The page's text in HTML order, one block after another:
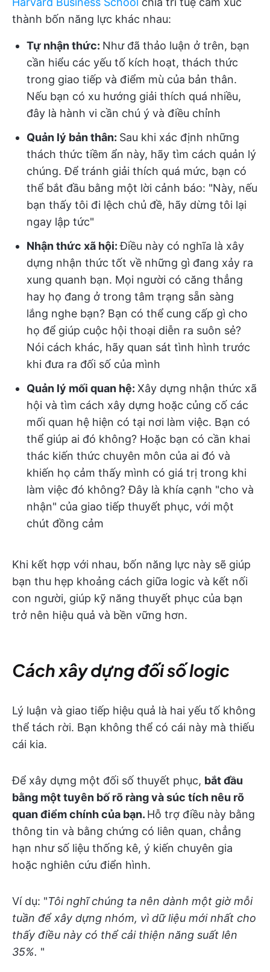
thành bốn năng lực khác nhau:
Tự nhận thức: Như đã thảo luận ở trên, bạn
cần hiểu các yếu tố kích hoạt, thách thức
trong giao tiếp và điểm mù của bản thân.
Nếu bạn có xu hướng giải thích quá nhiều,
đây là hành vi cần chú ý và điều chỉnh
Quản lý bản thân: Sau khi xác định những
thách thức tiềm ẩn này, hãy tìm cách quản lý
chúng. Để tránh giải thích quá mức, bạn có
thể bắt đầu bằng một lời cảnh báo: "Này, nếu
bạn thấy tôi đi lệch chủ đề, hãy dừng tôi lại
ngay lập tức"
Nhận thức xã hội:Điều này có nghĩa là xây
dựng nhận thức tốt về những gì đang xảy ra
xung quanh bạn. Mọi người có căng thẳng
hay họ đang ở trong tâm trạng sẵn sàng
lắng nghe bạn? Bạn có thể cung cấp gì cho
họ để giúp cuộc hội thoại diễn ra suôn sẻ?
Nói cách khác, hãy quan sát tình hình trước
khi đưa ra đối số của mình
Quản lý mối quan hệ: Xây dựng nhận thức xã
hội và tìm cách xây dựng hoặc củng cố các
mối quan hệ hiện có tại nơi làm việc. Bạn có
thể giúp ai đó không? Hoặc bạn có cần khai
thác kiến thức chuyên môn của ai đó và
khiến họ cảm thấy mình có giá trị trong khi
làm việc đó không? Đây là khía cạnh "cho và
nhận" của giao tiếp thuyết phục, với một
chút đồng cảm
Khi kết hợp với nhau, bốn năng lực này sẽ giúp
bạn thu hẹp khoảng cách giữa logic và kết nối
con người, giúp kỹ năng thuyết phục của bạn
trở nên hiệu quả và bền vững hơn.
Cách xây dựng đối số logic
Lý luận và giao tiếp hiệu quả là hai yếu tố không
thể tách rời. Bạn không thể có cái này mà thiếu
cái kia.
Để xây dựng một đối số thuyết phục, bắt đầu
bằng một tuyên bố rõ ràng và súc tích nêu rõ
quan điểm chính của bạn. Hỗ trợ điều này bằng
thông tin và bằng chứng có liên quan, chẳng
hạn như số liệu thống kê, ý kiến chuyên gia
hoặc nghiên cứu điển hình.
Ví dụ: "Tôi nghĩ chúng ta nên dành một giờ mỗi
tuần để xây dựng nhóm, vì dữ liệu mới nhất cho
thấy điều này có thể cải thiện năng suất lên
35%. "